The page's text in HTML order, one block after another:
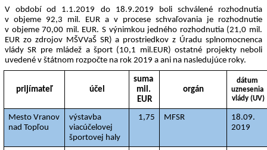
V období od 1.1.2019 do 18.9.2019 boli schválené rozhodnutia
v objeme 92,3 mil. EUR a v procese schvaľovania je rozhodnutie
v objeme 70,00 mil. EUR. S výnimkou jedného rozhodnutia (21,0 mil.
EUR zo zdrojov MŠVVaŠ SR) a prostriedkov z Úradu splnomocnenca
vlády SR pre mládež a šport (10,1 mil.EUR) ostatné projekty neboli
uvedené v štátnom rozpočte na rok 2019 a ani na nasledujúce roky.
prijímateľ účel
suma
mil.
EUR
orgán
dátum
uznesenia
vlády (UV)
Mesto Vranov
nad Topľou
výstavba
viacúčelovej
športovej haly
1,75 MFSR
18.09.
2019